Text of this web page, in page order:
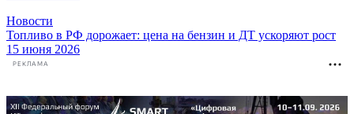
Новости
Топливо в РФ дорожает: цена на бензин и ДТ ускоряют рост
15 июня 2026
РЕКЛАМА